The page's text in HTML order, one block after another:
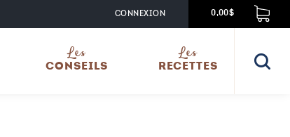
0,00$
CONNEXION
Les
CONSEILS
Les
RECETTES